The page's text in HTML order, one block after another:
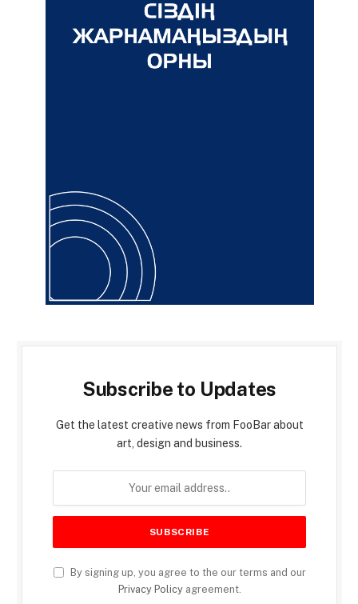
Subscribe to Updates
Get the latest creative news from FooBar about
art, design and business.
By signing up, you agree to the our terms and our
Privacy Policyagreement.